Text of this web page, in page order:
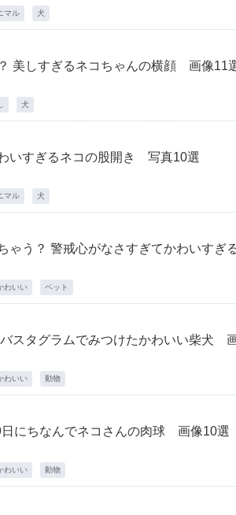
マル 犬
美しすぎるネコちゃんの横顔 画像11
犬
いすぎるネコの股開き 写真10選
マル 犬
ゃう？ 警戒心がなさすぎてかわいすぎ
わいい ペット
スタグラムでみつけたかわいい柴犬
わいい 動物
日にちなんでネコさんの肉球 画像10選
わいい 動物